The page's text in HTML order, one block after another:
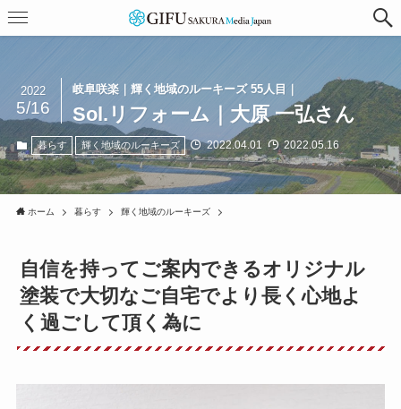
岐阜咲楽｜輝く地域のルーキーズ 55人目｜
Sol.リフォーム｜大原 一弘さん
2022
5/16
暮らす 輝く地域のルーキーズ 2022.04.01 2022.05.16
ホーム 暮らす 輝く地域のルーキーズ
自信を持ってご案内できるオリジナル
塗装で大切なご自宅でより長く心地よ
く過ごして頂く為に